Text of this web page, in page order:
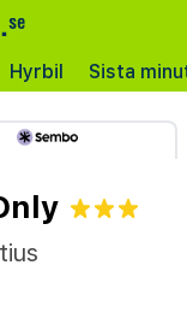
Hyrbil Sista